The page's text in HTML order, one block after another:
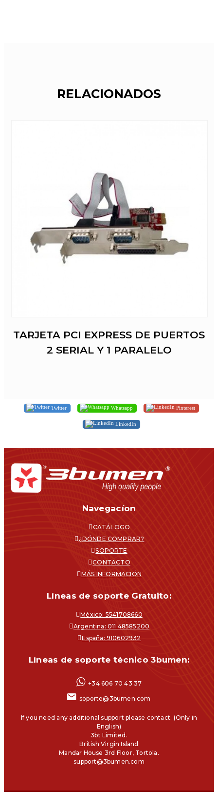
RELACIONADOS
TARJETA PCI EXPRESS DE PUERTOS
2 SERIAL Y 1 PARALELO
Twitter Whatsapp Pinterest
LinkedIn
Navegacíon
CATÁLOGO
¿DÓNDE COMPRAR?
SOPORTE
CONTACTO
MÁS INFORMACIÓN
Líneas de soporte Gratuito:
México: 5541708660
Argentina: 011 48585200
España: 910602932
Líneas de soporte técnico 3bumen:
+34 606 70 43 37
soporte@3bumen.com
If you need any additional support please contact. (Only in
English)
3bt Limited.
British Virgin Island
Mandar House 3rd Floor, Tortola.
support@3bumen.com